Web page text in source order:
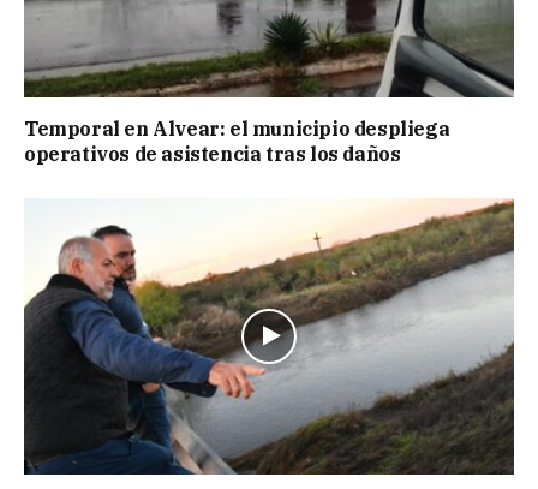
Temporal en Alvear: el municipio despliega
operativos de asistencia tras los daños